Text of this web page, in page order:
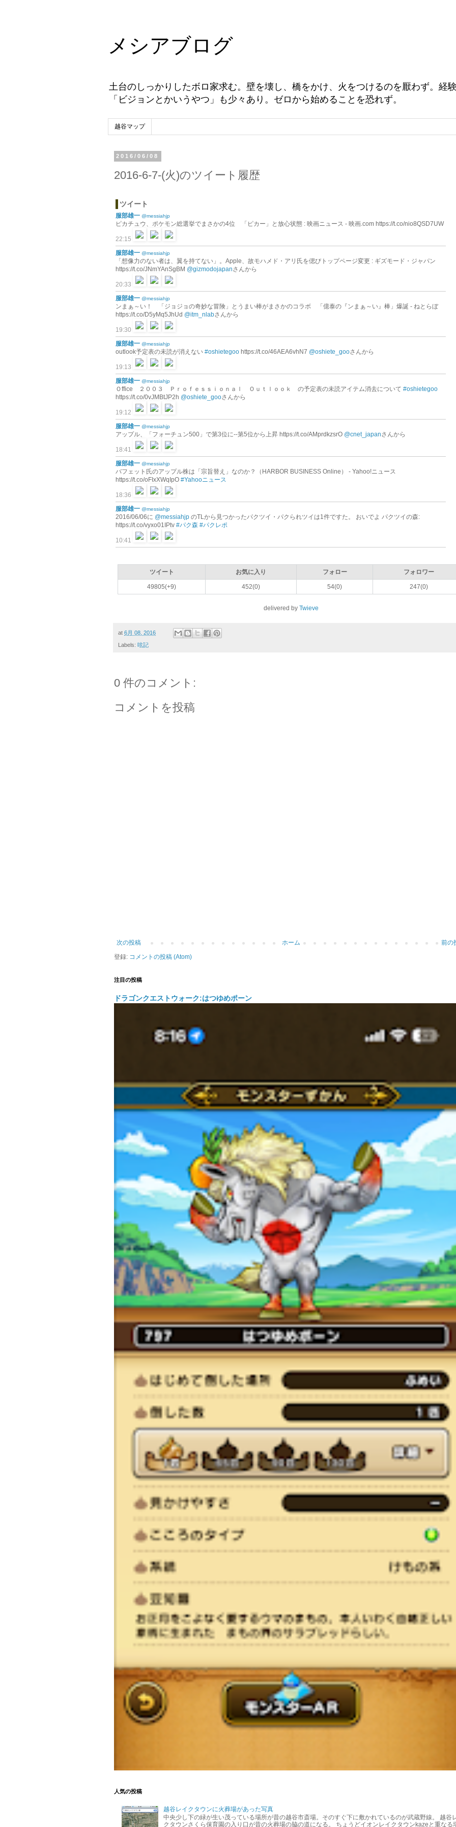
メシアブログ
土台のしっかりしたボロ家求む。壁を壊し、橋をかけ、火をつけるのを厭わず。経
「ビジョンとかいうやつ」も少々あり。ゼロから始めることを恐れず。
越谷マップ
2016/06/08
2016-6-7-(火)のツイート履歴
ツイート
服部雄一 @messiahjp
ピカチュウ、ポケモン総選挙でまさかの4位 「ピカー」と放心状態 : 映画ニュース - 映画.com https://t.co/nio8QSD7UW
22:15
服部雄一 @messiahjp
「想像力のない者は、翼を持てない」。Apple、故モハメド・アリ氏を偲びトップページ変更 : ギズモード・ジャパン
https://t.co/JNmYAnSgBM @gizmodojapanさんから
20:33
服部雄一 @messiahjp
ンまぁ～い！ 「ジョジョの奇妙な冒険」とうまい棒がまさかのコラボ 「億泰の『ンまぁ～い』棒」爆誕 - ねとらぼ
https://t.co/D5yMq5JhUd @itm_nlabさんから
19:30
服部雄一 @messiahjp
outlook予定表の未読が消えない #oshietegoo https://t.co/46AEA6vhN7 @oshiete_gooさんから
19:13
服部雄一 @messiahjp
Ｏffice ２００３ Ｐｒｏｆｅｓｓｉｏｎａｌ Ｏｕｔｌｏｏｋ の予定表の未読アイテム消去について #oshietegoo
https://t.co/0vJMBtJP2h @oshiete_gooさんから
19:12
服部雄一 @messiahjp
アップル、「フォーチュン500」で第3位に--第5位から上昇 https://t.co/AMprdkzsrO @cnet_japanさんから
18:41
服部雄一 @messiahjp
バフェット氏のアップル株は「宗旨替え」なのか？（HARBOR BUSINESS Online） - Yahoo!ニュース
https://t.co/oFIxXWqIpO #Yahooニュース
18:36
服部雄一 @messiahjp
2016/06/06に @messiahjp のTLから見つかったパクツイ・パクられツイは1件ですた。 おいでよ パクツイの森:
https://t.co/vyxo01IPtv #パク森 #パクレポ
10:41
ツイート お気に入り フォロー フォロワー
49805(+9) 452(0) 54(0) 247(0)
delivered by Twieve
at 6月 08, 2016
Labels: 呟記
0 件のコメント:
コメントを投稿
次の投稿 前の
ホーム
登録: コメントの投稿 (Atom)
注目の投稿
ドラゴンクエストウォーク:はつゆめポーン
人気の投稿
越谷レイクタウンに火葬場があった写真
中央少し下の緑が生い茂っている場所が昔の越谷市斎場。そのすぐ下に敷かれているのが武蔵野線。 越谷
クタウンさくら保育園の入り口が昔の火葬場の脇の道になる。 ちょうどイオンレイクタウンkazeと重なる